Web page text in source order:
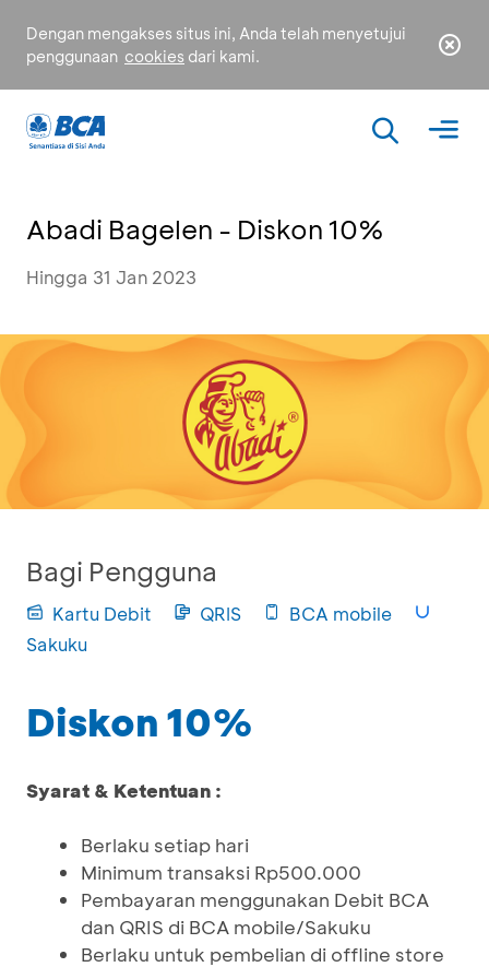
Dengan mengakses situs ini, Anda telah menyetujui
penggunaan cookies dari kami.
Abadi Bagelen - Diskon 10%
Hingga 31 Jan 2023
Bagi Pengguna
Kartu Debit QRIS
BCA mobile
Sakuku
Diskon 10%
Syarat & Ketentuan :
Berlaku setiap hari
Minimum transaksi Rp500.000
Pembayaran menggunakan Debit BCA
dan QRIS di BCA mobile/Sakuku
Berlaku untuk pembelian di offline store